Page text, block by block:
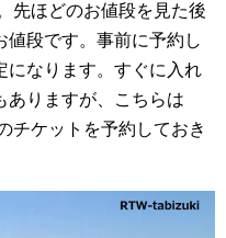
先ほどのお値段を見た後
値段です。事前に予約し
になります。すぐに入れ
ありますが、こちらは
チケットを予約しておき